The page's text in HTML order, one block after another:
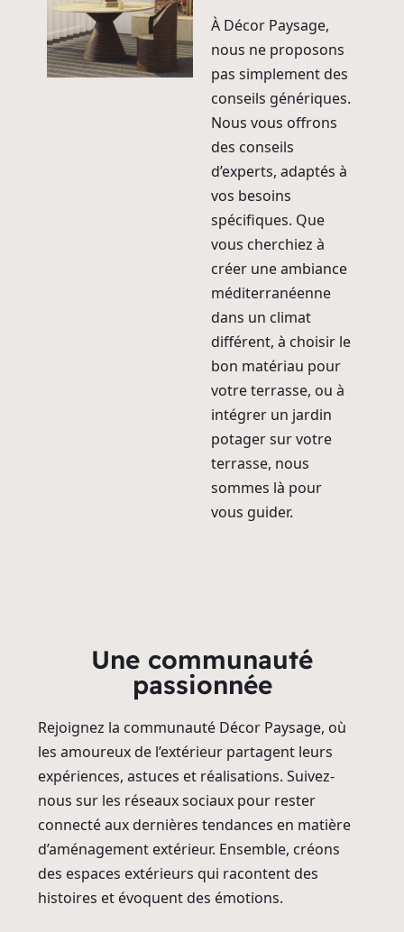
À Décor Paysage,
nous ne proposons
pas simplement des
conseils génériques.
Nous vous offrons
des conseils
d’experts, adaptés à
vos besoins
spécifiques. Que
vous cherchiez à
créer une ambiance
méditerranéenne
dans un climat
différent, à choisir le
bon matériau pour
votre terrasse, ou à
intégrer un jardin
potager sur votre
terrasse, nous
sommes là pour
vous guider.
Une communauté
passionnée
Rejoignez la communauté Décor Paysage, où
les amoureux de l’extérieur partagent leurs
expériences, astuces et réalisations. Suivez-
nous sur les réseaux sociaux pour rester
connecté aux dernières tendances en matière
d’aménagement extérieur. Ensemble, créons
des espaces extérieurs qui racontent des
histoires et évoquent des émotions.